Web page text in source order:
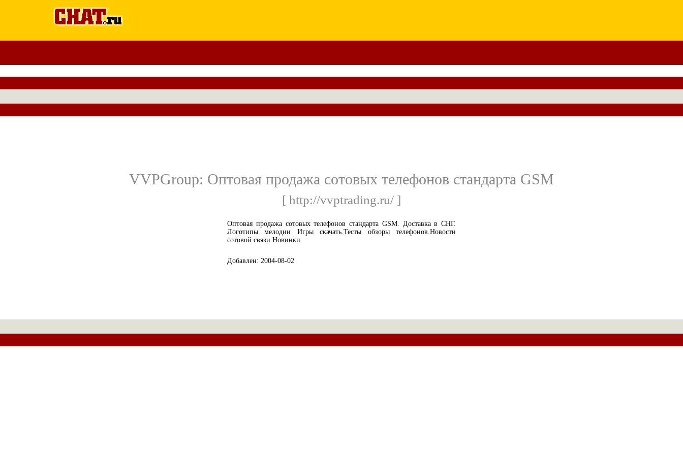
VVPGroup: Оптовая продажа сотовых телефонов стандарта GSM
[ http://vvptrading.ru/ ]
Оптовая продажа сотовых телефонов стандарта GSM. Доставка в СНГ.
Логотипы мелодии Игры скачать.Тесты обзоры телефонов.Новости
сотовой связи.Новинки
Добавлен: 2004-08-02